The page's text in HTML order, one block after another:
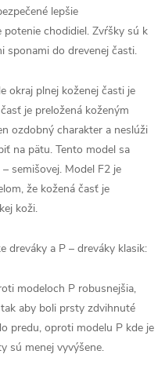
lepšie
chodidiel. Zvŕšky sú k
sponami do drevenej časti.
okraj plnej koženej časti je
je preložená koženým
ozdobný charakter a neslúži
na pätu. Tento model sa
semišovej. Model F2 je
že kožená časť je
koži.
dreváky a P – dreváky klasik:
modeloch P robusnejšia,
aby boli prsty zdvihnuté
predu, oproti modelu P kde je
sú menej vyvýšene.